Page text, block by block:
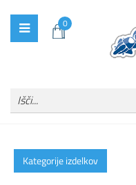
0
Kategorije izdelkov